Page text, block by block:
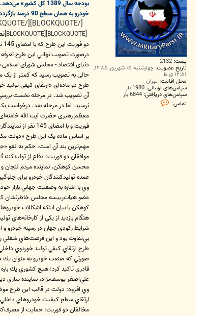
پست: 2132
تاریخ عضویت: چهارشنبه ۱۵ شهریور ۱۳۸۵,
۱۲:۵۱ ق.ظ
محل اقامت: تهران
سپاس‌های ارسالی: 1980 بار
سپاس‌های دریافتی: 6844 بار
تماس:
ت
خودرو به همان سطح 90 درصد بازگردد.
[/BLOCKQUOTE][/BLOCKQUOTE]
[BLOCKQUOTE][BLOCKQUOTE]
دو فوریت این طرح که با امضای 145 نماینده تقدیم مجلس شده بود، تنها 127 رای آورد و به تصویب نرسید
درصورت تصويب نهايي اين طرح تعرفه واردات
حالی به تصویب رسید که کمتر از یک ماه قبل، نمایندگان در
فوریت و با امضای 145 نفر از نمایندگان تقدیم می‌گردد.»
بر اساس ماده یک این طرح «دولت
مهم‌ترین بند آن است، حکم به لغو «جزء «د» بند 15 قانون بودجه سال 1389 کل کشور» می‌دهد که به کاهش تعرفه واردات خودرو از
موافقان دو فوریت: دفاع از
محسن كوهكن، نماينده مردم لنجان
عمده توليدكنندگان خودرو براي جلوگيري از ضرر انباشته، ‌توليد خود را
وي با اشاره به وضعيت جهاني بازار
عضو هيات‌رييسه مجلس خاطرنشان كرد:
كوهكن با بيان اينكه اشكالات
هنگام بازديد از يكي از كارخانه‌هاي
شرايط ركودي جهان در زمينه خودرو
بي‌تفاوت بود و اين فرصت‌هاي شغلي را
طرح ارتقاي كيفي توليد خوردوي
صورتي كه صنعت خودرو به عنوان يك
قادري تاكيد كرد: هيچ كشوري يك باره 20 درصد از تعرفه واردات خودروي خود را به عنوان يك صنعت موثر كاهش نمي‌دهد، لذا بهتر است براي جلوگيري از دوگانگي در اين عرصه به دوفوريت اين طرح راي مثبت بدهيم.
علي‌اصغر يوسف‌نژاد، نماينده ساري
وي افزود: دولت در قالب این طرح
ارتقاي سطح كيفيت خودروهاي
مخالفان دو فوریت: حمايت از